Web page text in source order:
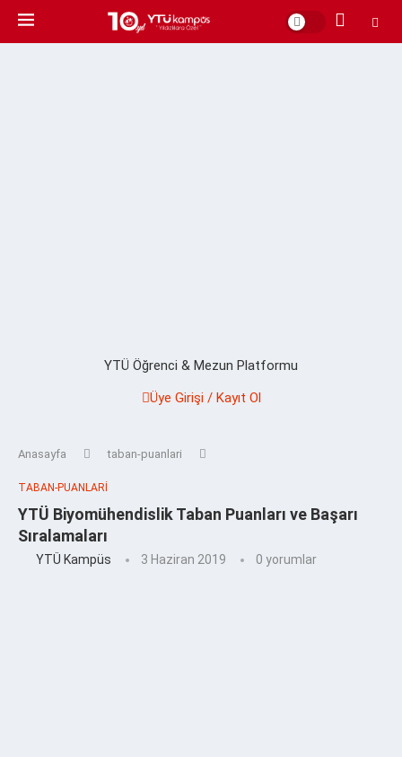
YTÜ Öğrenci & Mezun Platformu
Üye Girişi / Kayıt Ol
Anasayfa taban-puanlari
TABAN-PUANLARI
YTÜ Biyomühendislik Taban Puanları ve Başarı
Sıralamaları
YTÜ Kampüs 3 Haziran 2019 0 yorumlar